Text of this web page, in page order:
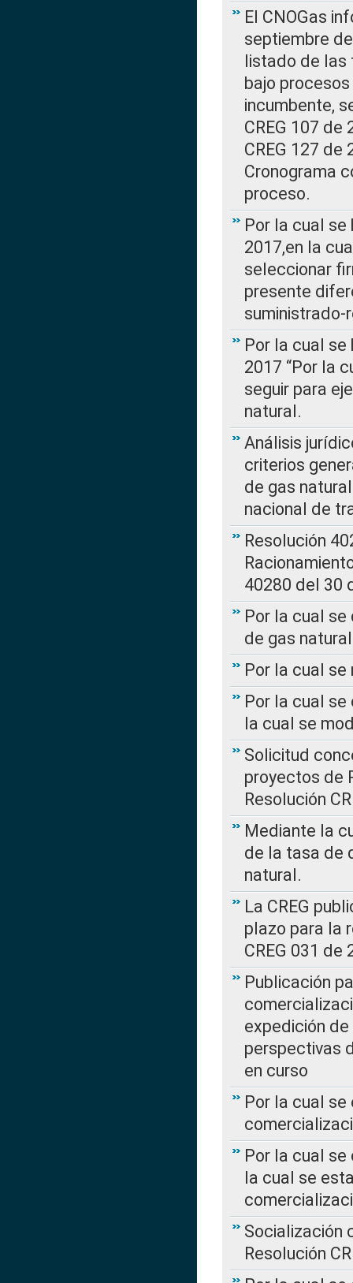
El CNOGas
septiembre
listado de las
bajo
incumbente,
CREG 107
CREG 127 de
Cronograma
proceso.
Por la cual se
2017,en la
seleccionar
presente
Por la cual se
2017 “Por la
seguir para
natural.
Análisis
criterios
de gas
nacional de
Resolución
40280 del 30
Por la cual
de gas natural
Por la cual se
Por la cual se
la cual se
Solicitud
proyectos de
Resolución
Mediante la
de la tasa de
natural.
La CREG
plazo para la
CREG 031 de
Publicación
expedición de
perspectivas
en curso
Por la cual
Por la cual se
la cual se
Socialización
Resolución